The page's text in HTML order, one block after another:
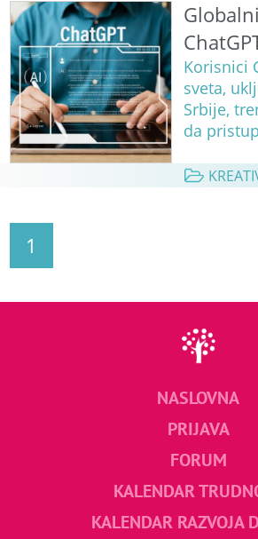
Korisnici
sveta,
Srbije,
da
1
NASLOVNA
PRIJAVA
FORUM
KALENDAR
KALENDAR RAZVOJA